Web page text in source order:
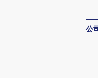
公